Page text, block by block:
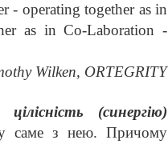
- operating together as in
as in Co-Laboration -
Wilken, ORTEGRITY
цілісність (синергію)
саме з нею. Причому